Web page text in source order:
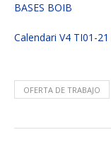
BASES BOIB
Calendari V4 TI01-21
OFERTA DE TRABAJO